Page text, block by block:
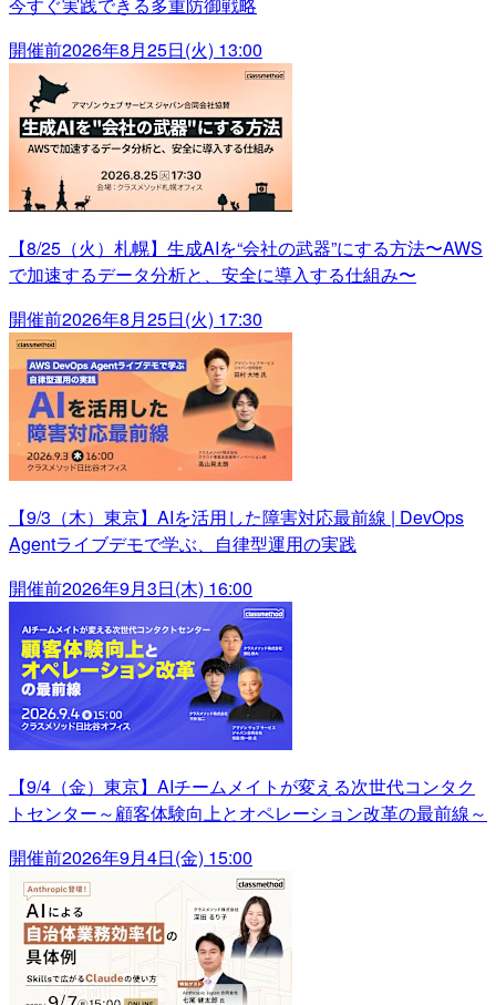
開催前2026年8月25日(火) 13:00
【8/25（火）札幌】生成AIを“会社の武器”にする方法〜AWS
で加速するデータ分析と、安全に導入する仕組み〜
開催前2026年8月25日(火) 17:30
【9/3（木）東京】AIを活用した障害対応最前線 | DevOps
Agentライブデモで学ぶ、自律型運用の実践
開催前2026年9月3日(木) 16:00
【9/4（金）東京】AIチームメイトが変える次世代コンタク
トセンター～顧客体験向上とオペレーション改革の最前線～
開催前2026年9月4日(金) 15:00